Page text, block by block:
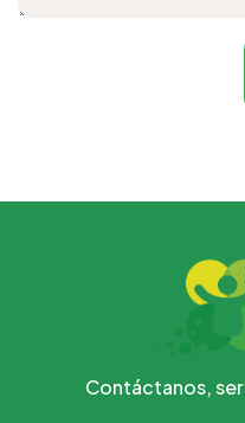
Contáctanos,